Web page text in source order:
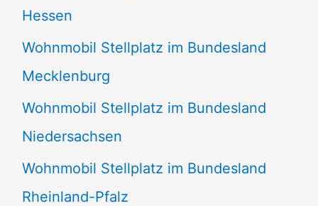
Hessen
Wohnmobil Stellplatz im Bundesland
Mecklenburg
Wohnmobil Stellplatz im Bundesland
Niedersachsen
Wohnmobil Stellplatz im Bundesland
Rheinland-Pfalz